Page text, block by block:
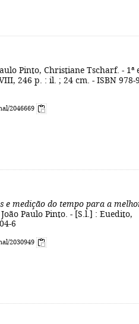
Pinto, Christiane Tscharf. - 1ª
246 p. : il. ; 24 cm. - ISBN 978-
2046669
e medição do tempo para a
Paulo Pinto. - [S.l.] : Euedito,
6
2030949